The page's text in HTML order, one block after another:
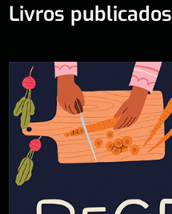
Livros publicados